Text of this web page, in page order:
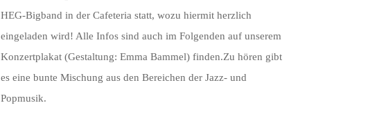
HEG-Bigband in der Cafeteria statt, wozu hiermit herzlich
eingeladen wird! Alle Infos sind auch im Folgenden auf unserem
Konzertplakat (Gestaltung: Emma Bammel) finden.Zu hören gibt
es eine bunte Mischung aus den Bereichen der Jazz- und
Popmusik.